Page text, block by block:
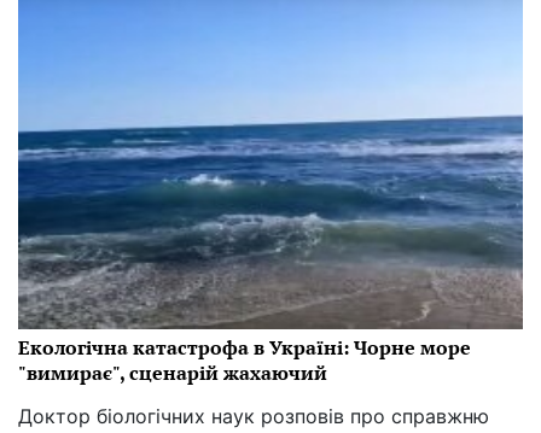
Екологічна катастрофа в Україні: Чорне море
"вимирає", сценарій жахаючий
Доктор біологічних наук розповів про справжню